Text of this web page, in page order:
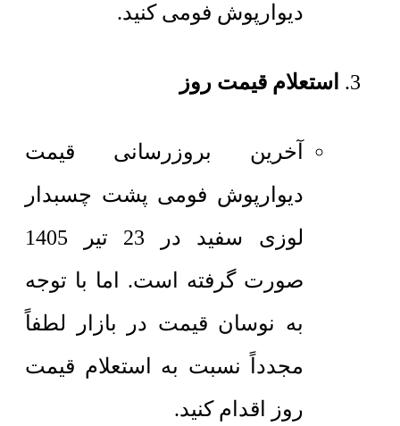
دیوارپوش فومی کنید.
استعلام قیمت روز
آخرین بروزرسانی قیمت
دیوارپوش فومی پشت چسبدار
لوزی سفید در 23 تیر 1405
صورت گرفته است. اما با توجه
به نوسان قیمت در بازار لطفاً
مجدداً نسبت به استعلام قیمت
روز اقدام کنید.